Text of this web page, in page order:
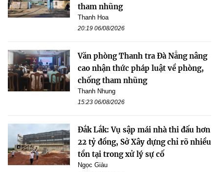
tham nhũng
Thanh Hoa
20:19 06/08/2026
Văn phòng Thanh tra Đà Nẵng nâng
cao nhận thức pháp luật về phòng,
chống tham nhũng
Thanh Nhung
15:23 06/08/2026
Đắk Lắk: Vụ sập mái nhà thi đấu hơn
22 tỷ đồng, Sở Xây dựng chỉ rõ nhiều
tồn tại trong xử lý sự cố
Ngọc Giàu